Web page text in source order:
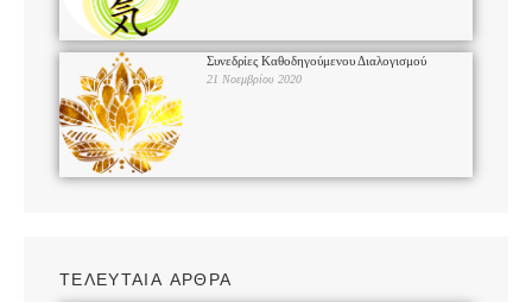
Συνεδρίες Καθοδηγούμενου Διαλογισμού
21 Νοεμβρίου 2020
ΤΕΛΕΥΤΑΙΑ ΑΡΘΡΑ